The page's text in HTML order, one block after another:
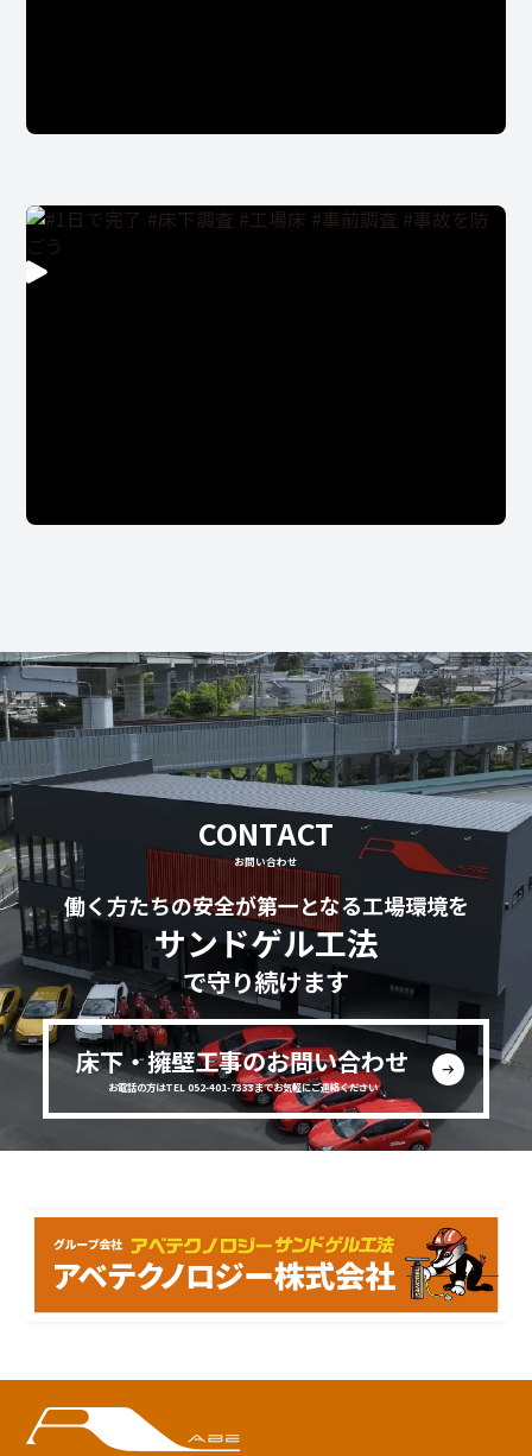
CONTACT
お問い合わせ
働く方たちの安全が第一となる工場環境を
サンドゲル工法
で守り続けます
床下・擁壁工事のお問い合わせ
お電話の方はTEL 052-401-7333までお気軽にご連絡ください